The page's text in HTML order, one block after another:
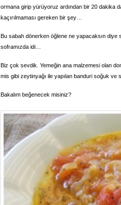
ormana girip yürüyoruz ardından bir 20 dakika
kaçırılmaması gereken bir şey…
Bu sabah dönerken öğlene ne yapacaksın
soframızda idi…
Biz çok sevdik. Yemeğin ana malzemesi olan
mis gibi zeytinyağı ile yapılan banduri soğuk ve
Bakalım beğenecek misiniz?